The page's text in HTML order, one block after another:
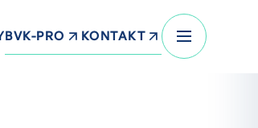
BVK-PRO KONTAKT